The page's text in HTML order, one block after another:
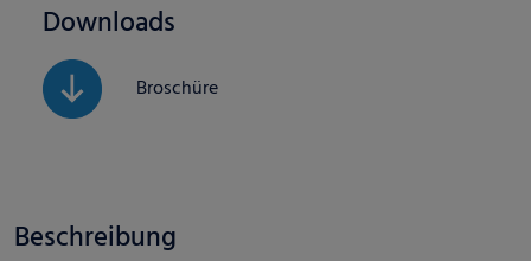
Downloads
Broschüre
Beschreibung